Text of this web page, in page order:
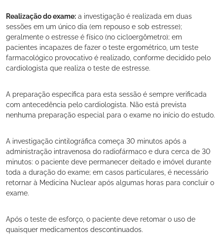
Realização do exame: a investigação é realizada em duas
sessões em um único dia (em repouso e sob estresse);
geralmente o estresse é físico (no cicloergômetro); em
pacientes incapazes de fazer o teste ergométrico, um teste
farmacológico provocativo é realizado, conforme decidido pelo
cardiologista que realiza o teste de estresse.
A preparação específica para esta sessão é sempre verificada
com antecedência pelo cardiologista. Não está prevista
nenhuma preparação especial para o exame no início do estudo.
A investigação cintilográfica começa 30 minutos após a
administração intravenosa do radiofármaco e dura cerca de 30
minutos: o paciente deve permanecer deitado e imóvel durante
toda a duração do exame; em casos particulares, é necessário
retornar à Medicina Nuclear após algumas horas para concluir o
exame.
Após o teste de esforço, o paciente deve retomar o uso de
quaisquer medicamentos descontinuados.